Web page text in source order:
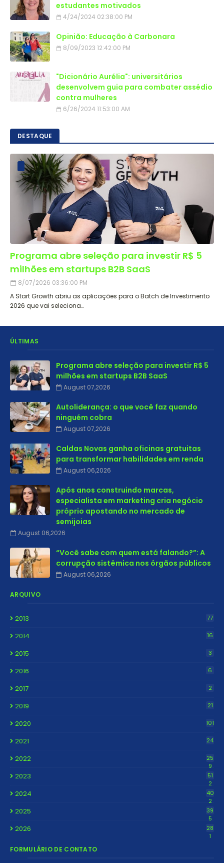
estudantes motivados
4/24/2024 02:38:00 PM
Opinião: Educação à Carbonara
8/09/2023 12:42:00 PM
"Dicionário Aurélia": universitários
desenvolvem guia para combater assédio
contra mulheres
6/26/2024 11:53:00 AM
DESTAQUE
Programa abre seleção para investir R$ 5
milhões em startups B2B SaaS
8/07/2026 03:36:00 PM
A Start Growth abriu as aplicações para o Batch de Investimento
2026 que vai seleciona…
ÚLTIMAS
Programa abre seleção para investir R$ 5
milhões em startups B2B SaaS
August 07,2026
Autoliderança: o que você faz quando
ninguém cobra
August 07,2026
Caldas Novas ganha oficinas gratuitas
para transformar habilidades em renda
August 06,2026
Após anos construindo marcas,
especialista em marketing cria negócio
próprio apostando no mercado de
semijoias
August 06,2026
“Você sabe com quem está falando?”: A
corrupção sistêmica nos órgãos públicos
August 06,2026
ARQUIVO
2013 77
2014 16
2015 3
2016 6
2017 2
2019 21
2020 101
2021 24
2022
25
9
2023
51
2
2024
40
2
2025
39
5
2026
28
1
FORMULÁRIO DE CONTATO